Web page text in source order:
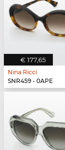
€ 177,65
Nina Ricci
SNR459 - 0APE